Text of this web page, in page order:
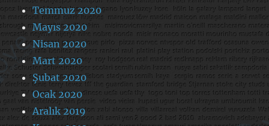
Temmuz 2020
Mayıs 2020
Nisan 2020
Mart 2020
Şubat 2020
Ocak 2020
Aralık 2019